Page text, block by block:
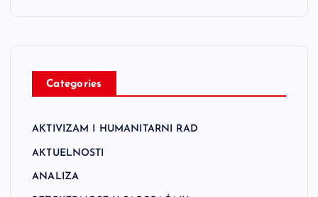
Categories
AKTIVIZAM I HUMANITARNI RAD
AKTUELNOSTI
ANALIZA